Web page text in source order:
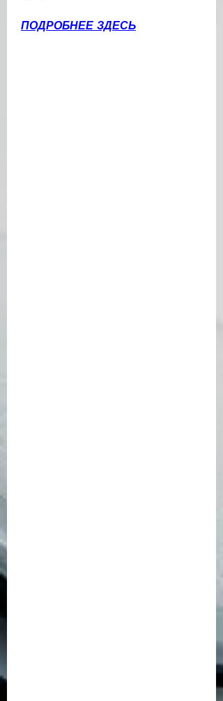
ПОДРОБНЕЕ ЗДЕСЬ